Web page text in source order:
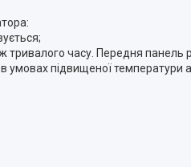
тривалого часу. Передня панель
умовах підвищеної температури